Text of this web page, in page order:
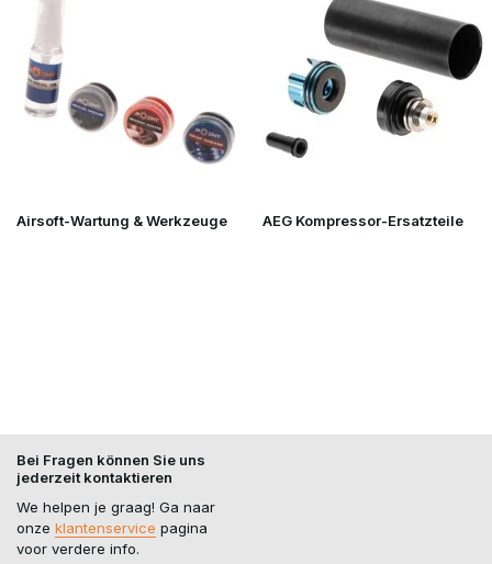
Airsoft-Wartung & Werkzeuge AEG Kompressor-Ersatzteile
Bei Fragen können Sie uns
jederzeit kontaktieren
We helpen je graag! Ga naar
onze klantenservice pagina
voor verdere info.